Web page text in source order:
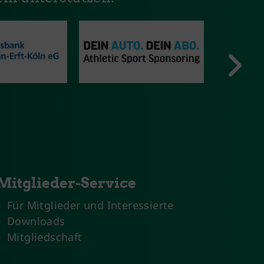
Service
Für Mitglieder und Interessierte
Downloads
Mitgliedschaft